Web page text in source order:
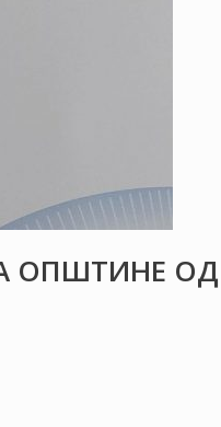
ОПШТИНЕ ОД